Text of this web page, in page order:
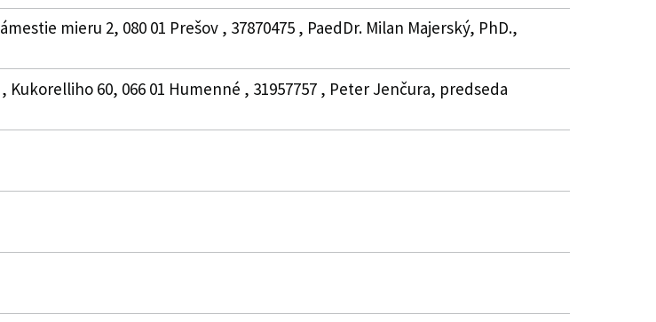
mieru 2, 080 01 Prešov , 37870475 , PaedDr. Milan Majerský, PhD.,
60, 066 01 Humenné , 31957757 , Peter Jenčura, predseda